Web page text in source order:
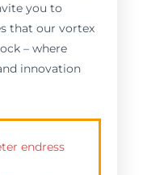
you to
that our vortex
– where
innovation
endress